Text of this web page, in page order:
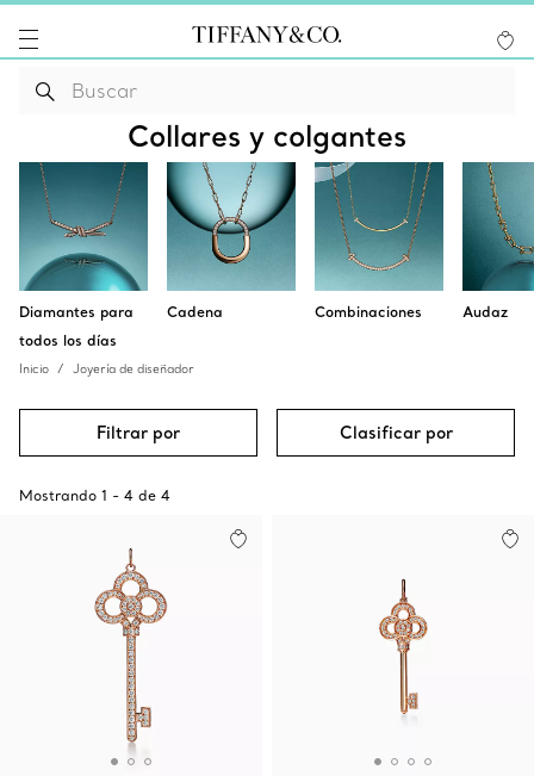
Collares y colgantes
Diamantes para
todos los días
Cadena Combinaciones Audaz
Inicio Joyería de diseñador
Filtrar por Clasificar por
Mostrando 1 - 4 de 4